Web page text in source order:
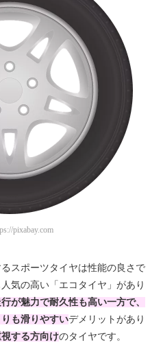
pixabay.com
スポーツタイヤは性能の良さで
気の高い「エコタイヤ」があり
が魅力で耐久性も高い一方で、
も滑りやすいデメリットがあり
する方向けのタイヤです。